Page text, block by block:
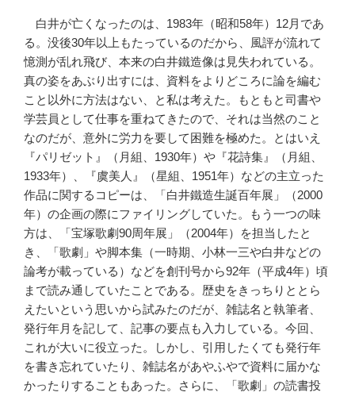
白井が亡くなったのは、1983年（昭和58年）12月であ
る。没後30年以上もたっているのだから、風評が流れて
憶測が乱れ飛び、本来の白井鐵造像は見失われている。
真の姿をあぶり出すには、資料をよりどころに論を編む
こと以外に方法はない、と私は考えた。もともと司書や
学芸員として仕事を重ねてきたので、それは当然のこと
なのだが、意外に労力を要して困難を極めた。とはいえ
『パリゼット』（月組、1930年）や『花詩集』（月組、
1933年）、『虞美人』（星組、1951年）などの主立った
作品に関するコピーは、「白井鐵造生誕百年展」（2000
年）の企画の際にファイリングしていた。もう一つの味
方は、「宝塚歌劇90周年展」（2004年）を担当したと
き、「歌劇」や脚本集（一時期、小林一三や白井などの
論考が載っている）などを創刊号から92年（平成4年）頃
まで読み通していたことである。歴史をきっちりととら
えたいという思いから試みたのだが、雑誌名と執筆者、
発行年月を記して、記事の要点も入力している。今回、
これが大いに役立った。しかし、引用したくても発行年
を書き忘れていたり、雑誌名があやふやで資料に届かな
かったりすることもあった。さらに、「歌劇」の読書投